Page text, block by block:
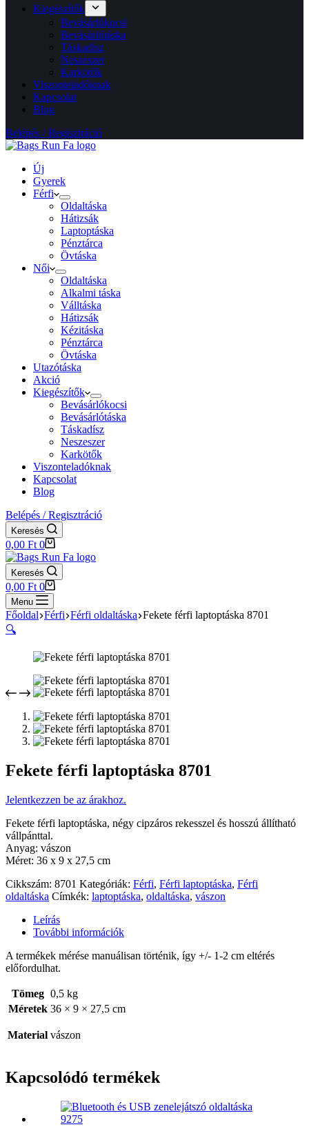
Kiegészítők
Bevásárlókocsi
Bevásárlótáska
Táskadísz
Neszeszer
Karkötők
Viszonteladóknak
Kapcsolat
Blog
Belépés / Regisztráció
Új
Gyerek
Férfi
Oldaltáska
Hátizsák
Laptoptáska
Pénztárca
Övtáska
Női
Oldaltáska
Alkalmi táska
Válltáska
Hátizsák
Kézitáska
Pénztárca
Övtáska
Utazótáska
Akció
Kiegészítők
Bevásárlókocsi
Bevásárlótáska
Táskadísz
Neszeszer
Karkötők
Viszonteladóknak
Kapcsolat
Blog
Belépés / Regisztráció
Keresés
Shopping
cart
0,00 Ft 0
Keresés
Shopping
cart
0,00 Ft 0
Menu
Főoldal Férfi Férfi oldaltáska Fekete férfi laptoptáska 8701
🔍
Fekete férfi laptoptáska 8701
Jelentkezzen be az árakhoz.
Fekete férfi laptoptáska, négy cipzáros rekesszel és hosszú állítható
vállpánttal.
Anyag: vászon
Méret: 36 x 9 x 27,5 cm
Cikkszám: 8701 Kategóriák: Férfi, Férfi laptoptáska, Férfi
oldaltáska Címkék: laptoptáska, oldaltáska, vászon
Leírás
További információk
A termékek mérése manuálisan történik, így +/- 1-2 cm eltérés
előfordulhat.
Tömeg 0,5 kg
Méretek 36 × 9 × 27,5 cm
Material vászon
Kapcsolódó termékek